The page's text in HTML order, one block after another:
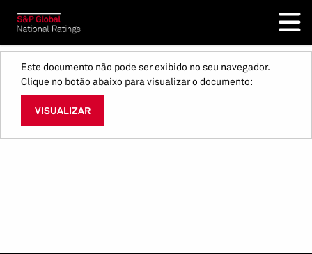
Este documento não pode ser exibido no seu navegador.
Clique no botão abaixo para visualizar o documento:
VISUALIZAR